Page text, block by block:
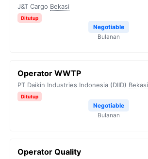
J&T Cargo Bekasi
Ditutup
Negotiable
Bulanan
Operator WWTP
PT Daikin Industries Indonesia (DIID) Bekasi
Ditutup
Negotiable
Bulanan
Operator Quality